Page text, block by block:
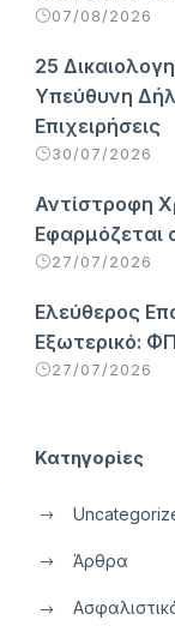
07/08/2026
25
Υπεύθυνη
Επιχειρήσεις
30/07/2026
Αντίστροφη
Εφαρμόζεται
27/07/2026
Ελεύθερος
Εξωτερικό:
27/07/2026
Κατηγορίες
Άρθρα